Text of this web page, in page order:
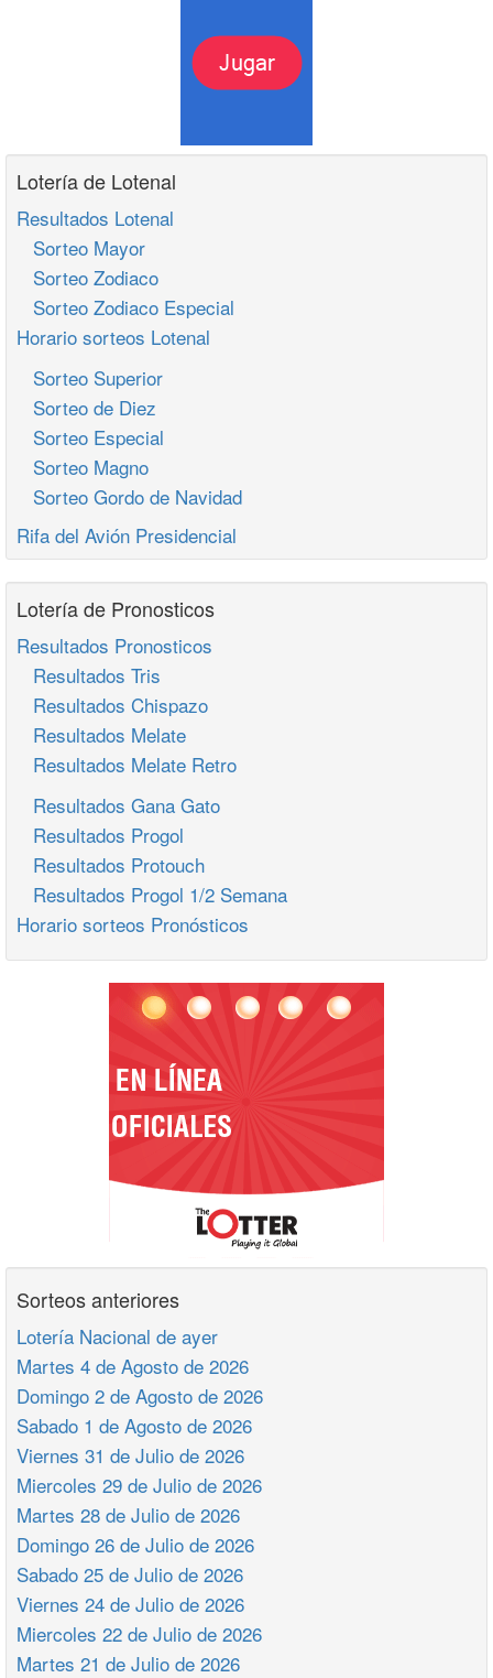
Lotería de Lotenal
Resultados Lotenal
Sorteo Mayor
Sorteo Zodiaco
Sorteo Zodiaco Especial
Horario sorteos Lotenal
Sorteo Superior
Sorteo de Diez
Sorteo Especial
Sorteo Magno
Sorteo Gordo de Navidad
Rifa del Avión Presidencial
Lotería de Pronosticos
Resultados Pronosticos
Resultados Tris
Resultados Chispazo
Resultados Melate
Resultados Melate Retro
Resultados Gana Gato
Resultados Progol
Resultados Protouch
Resultados Progol 1/2 Semana
Horario sorteos Pronósticos
Sorteos anteriores
Lotería Nacional de ayer
Martes 4 de Agosto de 2026
Domingo 2 de Agosto de 2026
Sabado 1 de Agosto de 2026
Viernes 31 de Julio de 2026
Miercoles 29 de Julio de 2026
Martes 28 de Julio de 2026
Domingo 26 de Julio de 2026
Sabado 25 de Julio de 2026
Viernes 24 de Julio de 2026
Miercoles 22 de Julio de 2026
Martes 21 de Julio de 2026